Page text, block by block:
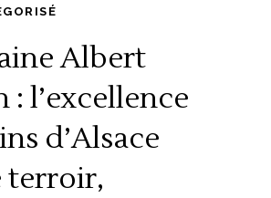
Albert
: l’excellence
d’Alsace
terroir,